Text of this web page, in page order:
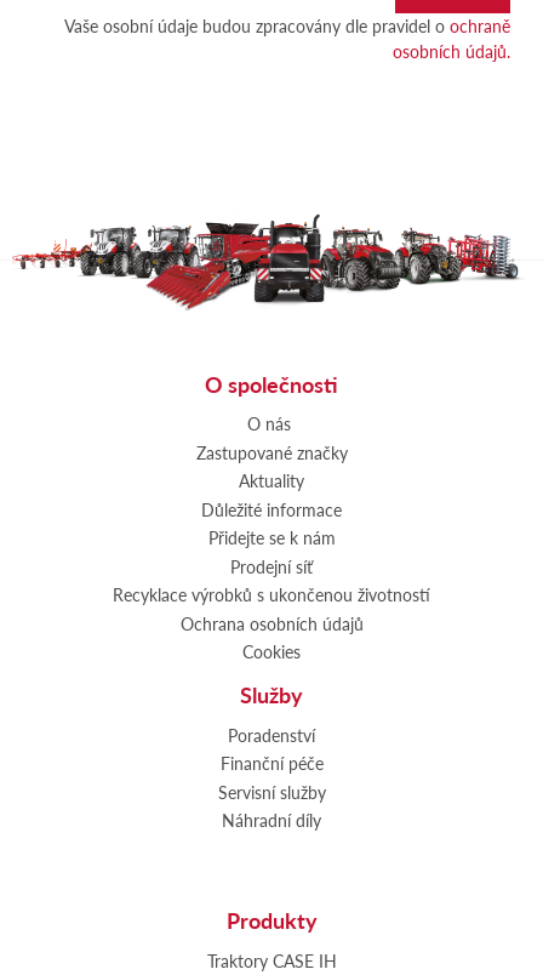
Vaše osobní údaje budou zpracovány dle pravidel o ochraně
osobních údajů.
O společnosti
O nás
Zastupované značky
Aktuality
Důležité informace
Přidejte se k nám
Prodejní síť
Recyklace výrobků s ukončenou životností
Ochrana osobních údajů
Cookies
Služby
Poradenství
Finanční péče
Servisní služby
Náhradní díly
Produkty
Traktory CASE IH